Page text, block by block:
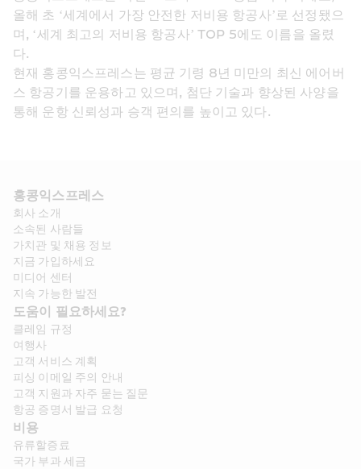
올해 초 ‘세계에서 가장 안전한 저비용 항공사’로 선정됐으
며, ‘세계 최고의 저비용 항공사’ TOP 5에도 이름을 올렸
다.
현재 홍콩익스프레스는 평균 기령 8년 미만의 최신 에어버
스 항공기를 운용하고 있으며, 첨단 기술과 향상된 사양을
통해 운항 신뢰성과 승객 편의를 높이고 있다.
홍콩익스프레스​
회사 소개​
소속된 사람들
가치관 및 채용 정보​
지금 가입하세요
미디어 센터
지속 가능한 발전
도움이 필요하세요?
클레임 규정
여행사
고객 서비스 계획
피싱 이메일 주의 안내
고객 지원과 자주 묻는 질문
항공 증명서 발급 요청
비용
유류할증료
국가 부과 세금